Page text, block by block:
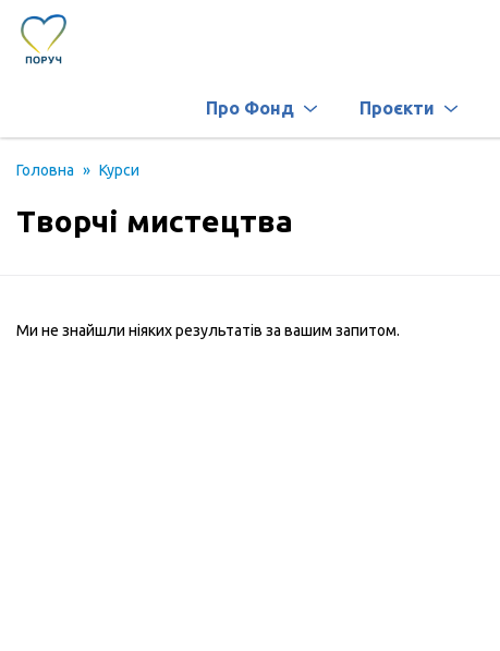
Про Фонд Проєкти
Головна » Курси
Творчі мистецтва
Ми не знайшли ніяких результатів за вашим запитом.